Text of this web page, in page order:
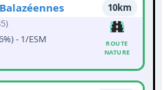
10km
- 1/ESM
ROUTE
NATURE